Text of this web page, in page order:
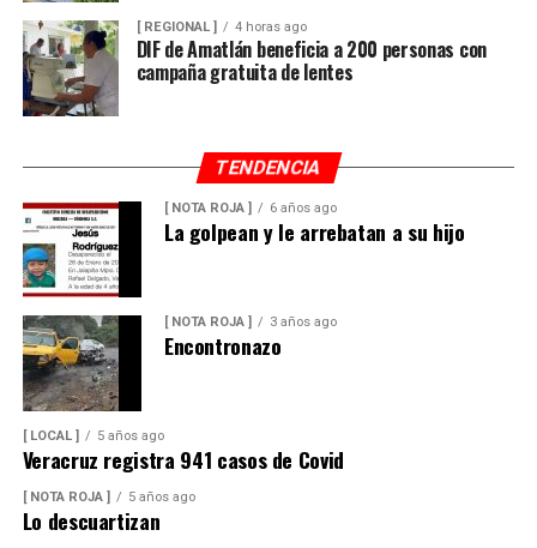
[ REGIONAL ] 4 horas ago
DIF de Amatlán beneficia a 200 personas con
campaña gratuita de lentes
TENDENCIA
[ NOTA ROJA ] 6 años ago
La golpean y le arrebatan a su hijo
[ NOTA ROJA ] 3 años ago
Encontronazo
[ LOCAL ] 5 años ago
Veracruz registra 941 casos de Covid
[ NOTA ROJA ] 5 años ago
Lo descuartizan